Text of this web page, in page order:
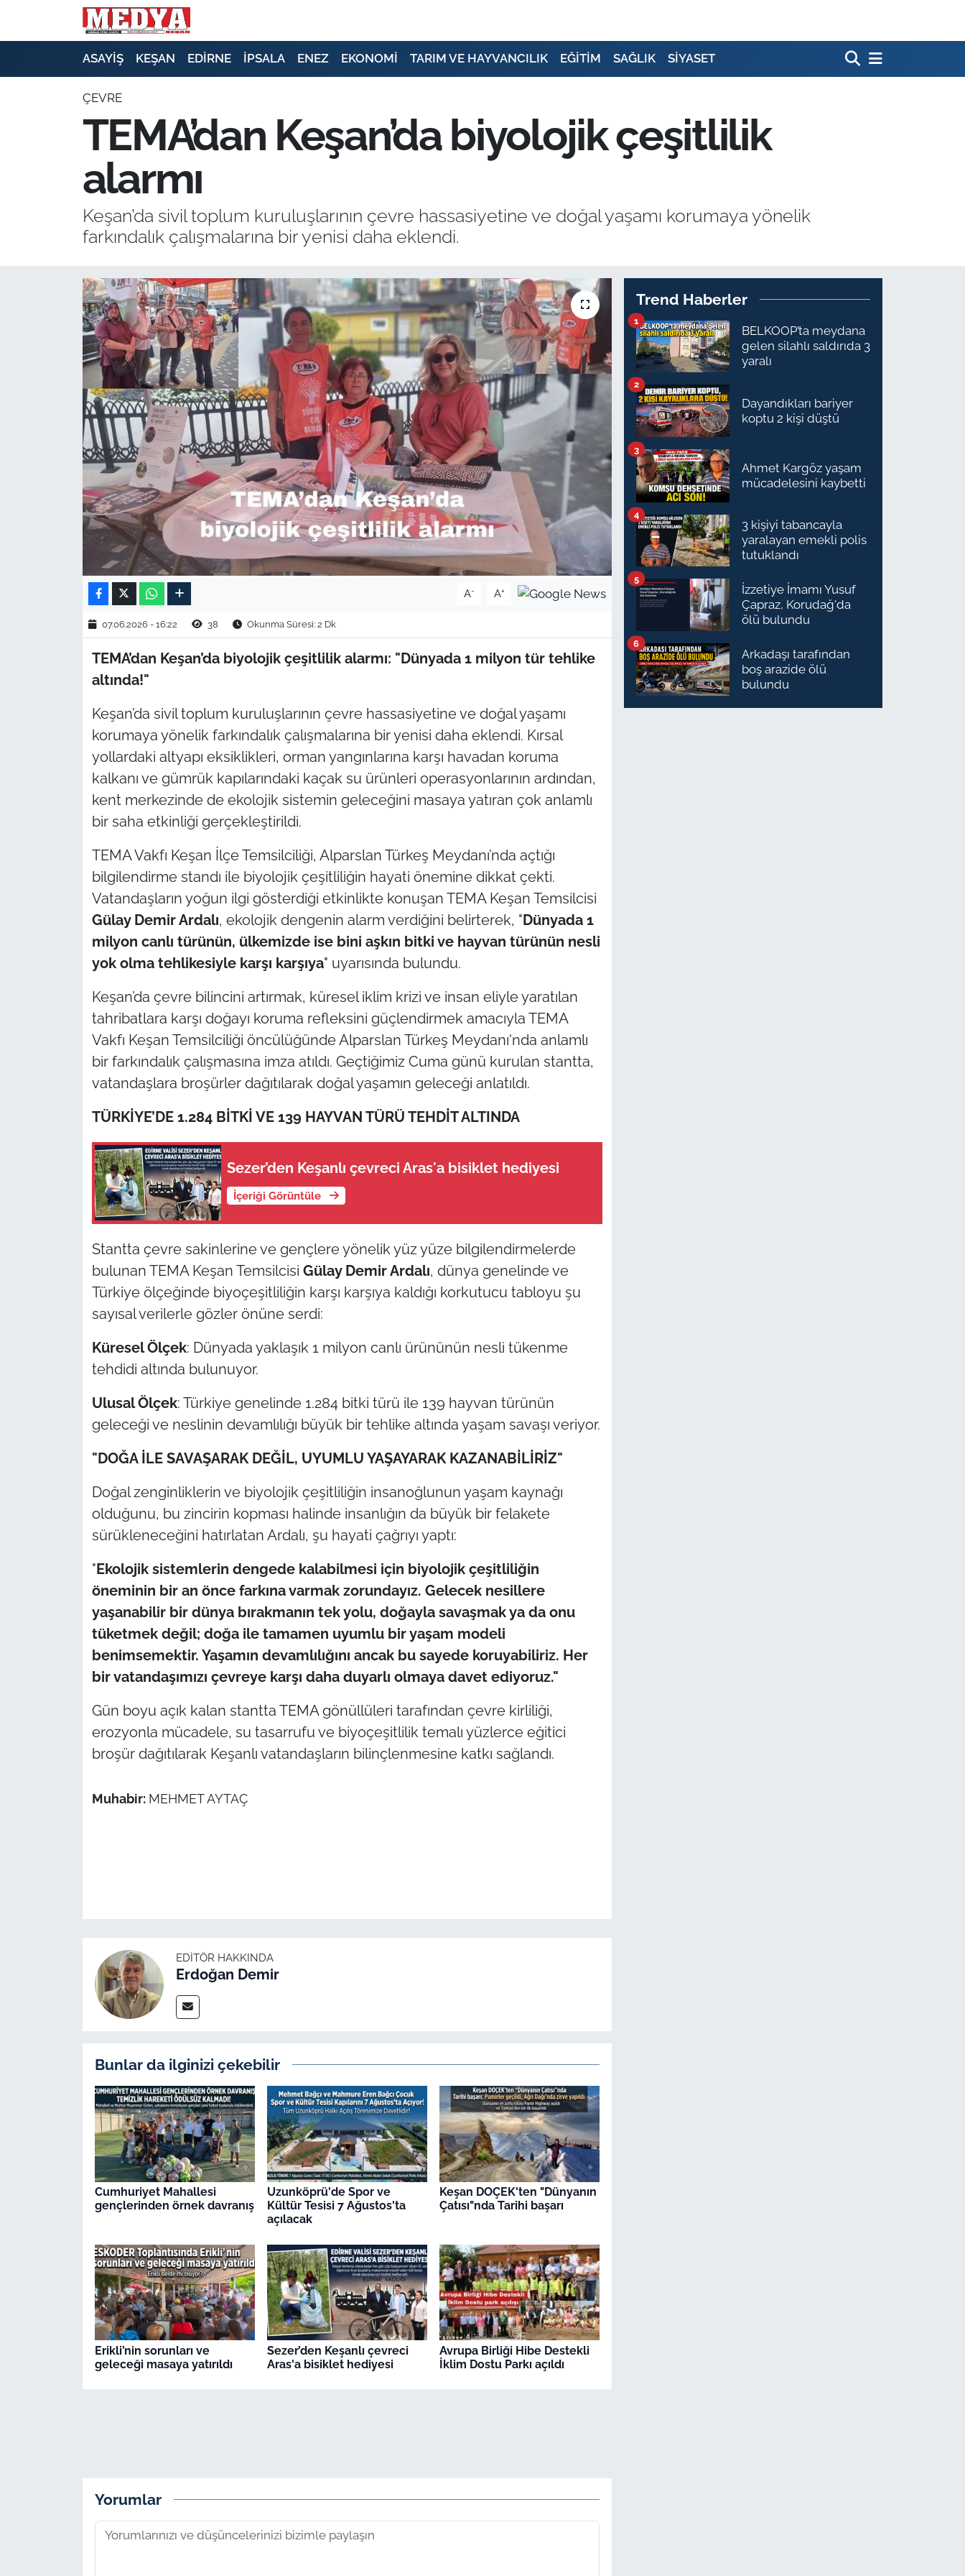
ASAYİŞ KEŞAN EDİRNE İPSALA ENEZ EKONOMİ TARIM VE HAYVANCILIK EĞİTİM SAĞLIK SİYASET
ÇEVRE
TEMA’dan Keşan’da biyolojik çeşitlilik
alarmı
Keşan’da sivil toplum kuruluşlarının çevre hassasiyetine ve doğal yaşamı korumaya yönelik
farkındalık çalışmalarına bir yenisi daha eklendi.
A- A+
07.06.2026 - 16:22 38 Okunma Süresi: 2 Dk
TEMA’dan Keşan’da biyolojik çeşitlilik alarmı: "Dünyada 1 milyon tür tehlike
altında!"
Keşan’da sivil toplum kuruluşlarının çevre hassasiyetine ve doğal yaşamı
korumaya yönelik farkındalık çalışmalarına bir yenisi daha eklendi. Kırsal
yollardaki altyapı eksiklikleri, orman yangınlarına karşı havadan koruma
kalkanı ve gümrük kapılarındaki kaçak su ürünleri operasyonlarının ardından,
kent merkezinde de ekolojik sistemin geleceğini masaya yatıran çok anlamlı
bir saha etkinliği gerçekleştirildi.
TEMA Vakfı Keşan İlçe Temsilciliği, Alparslan Türkeş Meydanı’nda açtığı
bilgilendirme standı ile biyolojik çeşitliliğin hayati önemine dikkat çekti.
Vatandaşların yoğun ilgi gösterdiği etkinlikte konuşan TEMA Keşan Temsilcisi
Gülay Demir Ardalı, ekolojik dengenin alarm verdiğini belirterek, "Dünyada 1
milyon canlı türünün, ülkemizde ise bini aşkın bitki ve hayvan türünün nesli
yok olma tehlikesiyle karşı karşıya" uyarısında bulundu.
Keşan’da çevre bilincini artırmak, küresel iklim krizi ve insan eliyle yaratılan
tahribatlara karşı doğayı koruma refleksini güçlendirmek amacıyla TEMA
Vakfı Keşan Temsilciliği öncülüğünde Alparslan Türkeş Meydanı'nda anlamlı
bir farkındalık çalışmasına imza atıldı. Geçtiğimiz Cuma günü kurulan stantta,
vatandaşlara broşürler dağıtılarak doğal yaşamın geleceği anlatıldı.
TÜRKİYE’DE 1.284 BİTKİ VE 139 HAYVAN TÜRÜ TEHDİT ALTINDA
Sezer’den Keşanlı çevreci Aras'a bisiklet hediyesi
İçeriği Görüntüle
Stantta çevre sakinlerine ve gençlere yönelik yüz yüze bilgilendirmelerde
bulunan TEMA Keşan Temsilcisi Gülay Demir Ardalı, dünya genelinde ve
Türkiye ölçeğinde biyoçeşitliliğin karşı karşıya kaldığı korkutucu tabloyu şu
sayısal verilerle gözler önüne serdi:
Küresel Ölçek: Dünyada yaklaşık 1 milyon canlı ürününün nesli tükenme
tehdidi altında bulunuyor.
Ulusal Ölçek: Türkiye genelinde 1.284 bitki türü ile 139 hayvan türünün
geleceği ve neslinin devamlılığı büyük bir tehlike altında yaşam savaşı veriyor.
"DOĞA İLE SAVAŞARAK DEĞİL, UYUMLU YAŞAYARAK KAZANABİLİRİZ"
Doğal zenginliklerin ve biyolojik çeşitliliğin insanoğlunun yaşam kaynağı
olduğunu, bu zincirin kopması halinde insanlığın da büyük bir felakete
sürükleneceğini hatırlatan Ardalı, şu hayati çağrıyı yaptı:
"Ekolojik sistemlerin dengede kalabilmesi için biyolojik çeşitliliğin
öneminin bir an önce farkına varmak zorundayız. Gelecek nesillere
yaşanabilir bir dünya bırakmanın tek yolu, doğayla savaşmak ya da onu
tüketmek değil; doğa ile tamamen uyumlu bir yaşam modeli
benimsemektir. Yaşamın devamlılığını ancak bu sayede koruyabiliriz. Her
bir vatandaşımızı çevreye karşı daha duyarlı olmaya davet ediyoruz."
Gün boyu açık kalan stantta TEMA gönüllüleri tarafından çevre kirliliği,
erozyonla mücadele, su tasarrufu ve biyoçeşitlilik temalı yüzlerce eğitici
broşür dağıtılarak Keşanlı vatandaşların bilinçlenmesine katkı sağlandı.
Muhabir: MEHMET AYTAÇ
EDITÖR HAKKINDA
Erdoğan Demir
Bunlar da ilginizi çekebilir
Cumhuriyet Mahallesi
gençlerinden örnek davranış
Uzunköprü'de Spor ve
Kültür Tesisi 7 Ağustos'ta
açılacak
Keşan DOÇEK'ten "Dünyanın
Çatısı"nda Tarihi başarı
Erikli’nin sorunları ve
geleceği masaya yatırıldı
Sezer’den Keşanlı çevreci
Aras'a bisiklet hediyesi
Avrupa Birliği Hibe Destekli
İklim Dostu Parkı açıldı
Yorumlar
Trend Haberler
BELKOOP’ta meydana
gelen silahlı saldırıda 3
yaralı
1
Dayandıkları bariyer
koptu 2 kişi düştü
2
Ahmet Kargöz yaşam
mücadelesini kaybetti
3
3 kişiyi tabancayla
yaralayan emekli polis
tutuklandı
4
İzzetiye İmamı Yusuf
Çapraz, Korudağ'da
ölü bulundu
5
Arkadaşı tarafından
boş arazide ölü
bulundu
6
E-GAZETE
EKONOMİ
SAĞLIK
EĞİTİM
TARIM VE HAYVANCILIK
KÜLTÜR SANAT
RESMİ İLAN
KIRKLARELİ
ÇANAKKALE
TÜRKİYE
Flaş Haber
Dış Haberler
İş Dünyası
Bilim Teknoloji
English News
Canlı Maç
Gündem-Eğitim